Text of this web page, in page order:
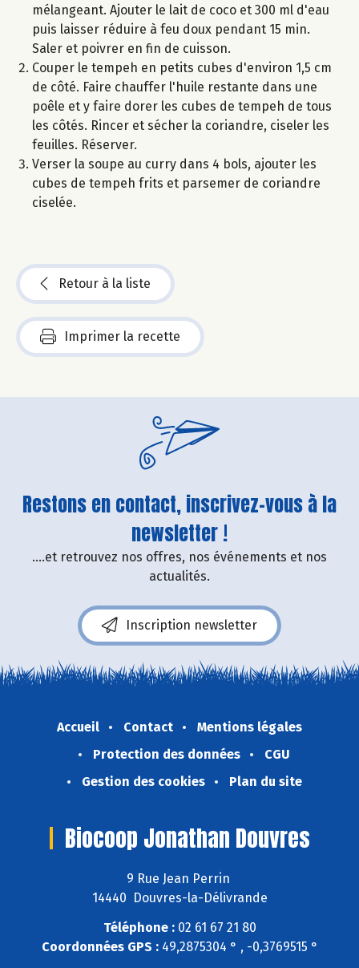
mélangeant. Ajouter le lait de coco et 300 ml d'eau
puis laisser réduire à feu doux pendant 15 min.
Saler et poivrer en fin de cuisson.
Couper le tempeh en petits cubes d'environ 1,5 cm
de côté. Faire chauffer l'huile restante dans une
poêle et y faire dorer les cubes de tempeh de tous
les côtés. Rincer et sécher la coriandre, ciseler les
feuilles. Réserver.
Verser la soupe au curry dans 4 bols, ajouter les
cubes de tempeh frits et parsemer de coriandre
ciselée.
Retour à la liste
Imprimer la recette
Restons en contact, inscrivez-vous à la
newsletter !
....et retrouvez nos offres, nos événements et nos
actualités.
Inscription newsletter
Accueil Contact
Mentions légales
Protection des données
CGU
Gestion des cookies
Plan du site
Biocoop Jonathan Douvres
9 Rue Jean Perrin
14440 Douvres-la-Délivrande
Téléphone :02 61 67 21 80
Coordonnées GPS :49,2875304 ° , -0,3769515 °